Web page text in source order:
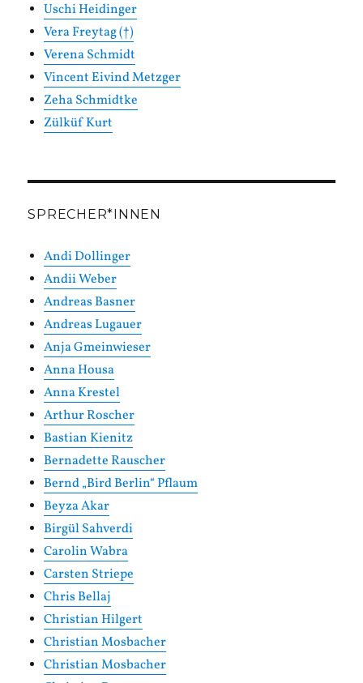
Uschi Heidinger
Vera Freytag (†)
Verena Schmidt
Vincent Eivind Metzger
Zeha Schmidtke
Zülküf Kurt
SPRECHER*INNEN
Andi Dollinger
Andii Weber
Andreas Basner
Andreas Lugauer
Anja Gmeinwieser
Anna Housa
Anna Krestel
Arthur Roscher
Bastian Kienitz
Bernadette Rauscher
Bernd „Bird Berlin“ Pflaum
Beyza Akar
Birgül Sahverdi
Carolin Wabra
Carsten Striepe
Chris Bellaj
Christian Hilgert
Christian Mosbacher
Christian Mosbacher